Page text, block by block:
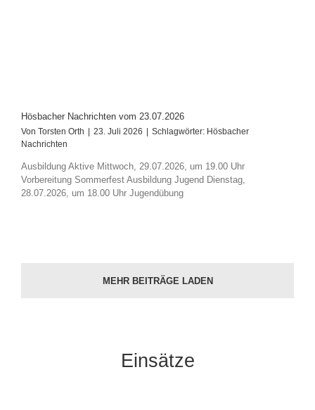
Hösbacher Nachrichten vom 23.07.2026
Von Torsten Orth | 23. Juli 2026 | Schlagwörter: Hösbacher
Nachrichten
Ausbildung Aktive Mittwoch, 29.07.2026, um 19.00 Uhr
Vorbereitung Sommerfest Ausbildung Jugend Dienstag,
28.07.2026, um 18.00 Uhr Jugendübung
MEHR BEITRÄGE LADEN
Einsätze